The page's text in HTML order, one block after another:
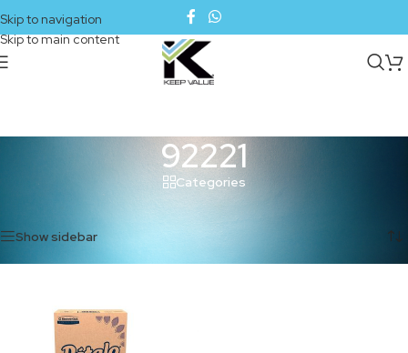
Skip to navigation
Skip to main content
92221
Categories
Productos etiquetados “92221”
Show sidebar